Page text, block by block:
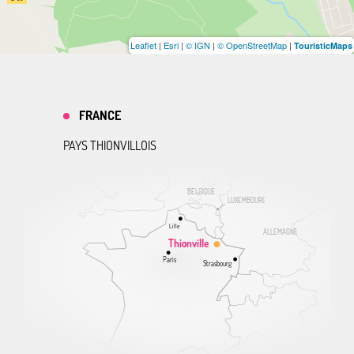
Leaflet | Esri | © IGN | © OpenStreetMap | TouristicMaps
ALLEMAGNE
BELGIQUE
LUXEMBOURG
Thionville
Lille
Paris Strasbourg
FRANCE
PAYS THIONVILLOIS